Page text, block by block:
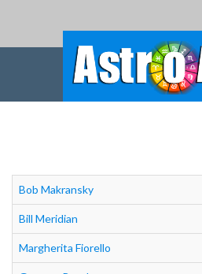
Bob Makransky
Bill Meridian
Margherita Fiorello